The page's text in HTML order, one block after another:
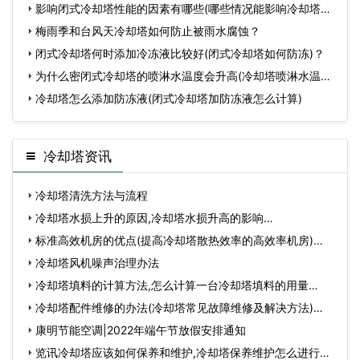
影响闭式冷却塔性能的因素有哪些(哪些情况能影响冷却塔性
能 梅雨季和台风天冷却塔如何防止被雨水腐蚀？
闭式冷却塔何时添加冷冻液比较好(闭式冷却塔如何防冻)？
为什么密闭式冷却塔的喷淋水温度会升高(冷却塔喷淋水温度
高 冷却塔怎么添加防冻液(闭式冷却塔加防冻液怎么计算)
冷却塔资讯
冷却塔清洗方法与流程
冷却塔水损上升的原因,冷却塔水损升高的影响…
标准高效机房的优点(提高冷却塔散热效率的高效率机房)…
冷却塔风机噪声治理办法
冷却塔填料的计算方法,怎么计算一台冷却塔填料的用量…
冷却塔配件维修的办法(冷却塔常见故障维修及解决方法)…
康明节能空调|2022年端午节放假安排通知
览讯冷却塔应该如何保养和维护,冷却塔保养维护怎么进行…